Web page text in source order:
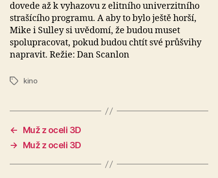
dovede až k vyhazovu z elitního univerzitního
strašícího programu. A aby to bylo ještě horší,
Mike i Sulley si uvědomí, že budou muset
spolupracovat, pokud budou chtít své průšvihy
napravit. Režie: Dan Scanlon
Štítkykino
←
Muž z oceli 3D
→
Muž z oceli 3D